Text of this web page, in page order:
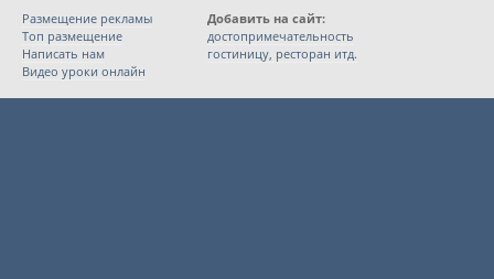
Размещение рекламы
Топ размещение
Написать нам
Видео уроки онлайн
Добавить на сайт:
достопримечательность
гостиницу, ресторан итд.